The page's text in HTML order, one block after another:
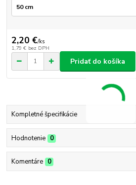
2,20 €/ks
1,79 € bez DPH
Pridať do košíka
Kompletné špecifikácie
Hodnotenie 0
Komentáre 0